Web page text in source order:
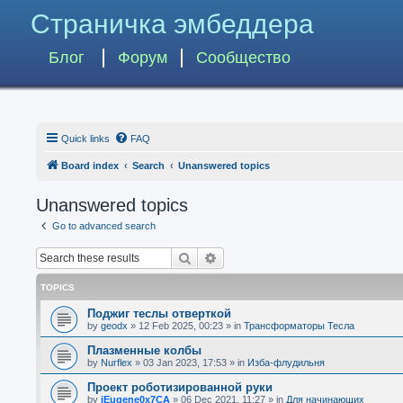
Страничка эмбеддера
Блог Форум Сообщество
Quick links FAQ
Board index Search Unanswered topics
Unanswered topics
Go to advanced search
Search
TOPICS
Поджиг теслы отверткой
by geodx » 12 Feb 2025, 00:23 » in Трансформаторы Тесла
Плазменные колбы
by Nurflex » 03 Jan 2023, 17:53 » in Изба-флудильня
Проект роботизированной руки
by iEugene0x7CA » 06 Dec 2021, 11:27 » in Для начинающих